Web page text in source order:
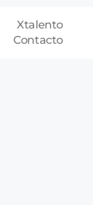
Xtalento
Contacto